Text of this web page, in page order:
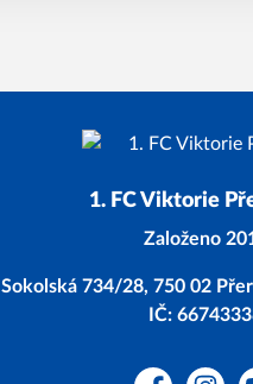
1. FC Viktorie
Založeno
Sokolská 734/28, 750 02
IČ: